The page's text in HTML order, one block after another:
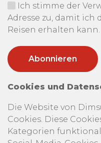
Ich stimme der
Adresse zu, damit ich
Reisen erhalten kann.
Cookies und
Die Website von
Cookies. Diese
Kategorien